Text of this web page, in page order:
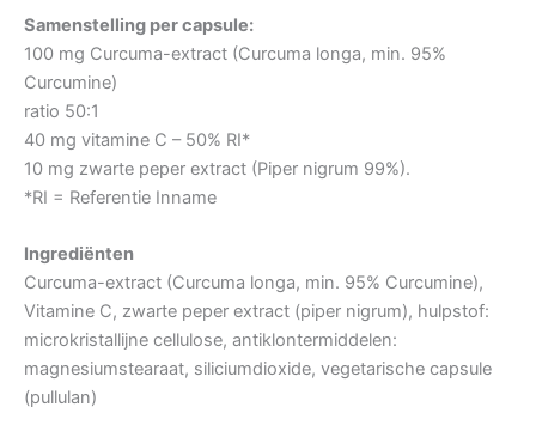
Samenstelling per capsule:
100 mg Curcuma-extract (Curcuma longa, min. 95%
Curcumine)
ratio 50:1
40 mg vitamine C – 50% RI*
10 mg zwarte peper extract (Piper nigrum 99%).
*RI = Referentie Inname
Ingrediënten
Curcuma-extract (Curcuma longa, min. 95% Curcumine),
Vitamine C, zwarte peper extract (piper nigrum), hulpstof:
microkristallijne cellulose, antiklontermiddelen:
magnesiumstearaat, siliciumdioxide, vegetarische capsule
(pullulan)